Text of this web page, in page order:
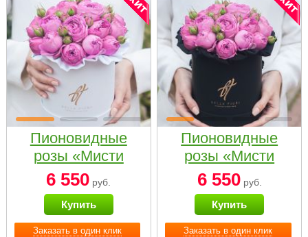
Заказать в один клик
Пионовидные
розы «Мисти
бабблс» в белой
коробке Small
6 550 руб.
Купить
Заказать в один клик
Пионовидные
розы «Мисти
бабблс» в
черной коробке
Small
6 550руб.
Купить